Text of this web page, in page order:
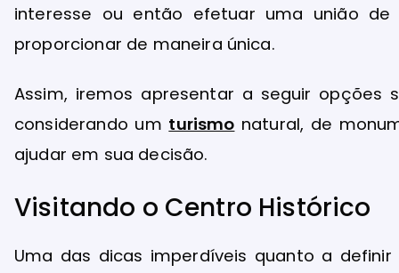
interesse ou então efetuar uma união
proporcionar de maneira única.
Assim, iremos apresentar a seguir opções
considerando um turismo natural, de
ajudar em sua decisão.
Visitando o Centro Histórico
Uma das dicas imperdíveis quanto a